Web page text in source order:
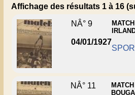
Affichage des résultats 1 à 16
NÂ° 9
04/01/1927
NÂ° 11